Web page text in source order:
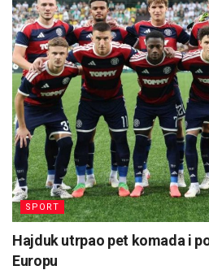
SPORT
Hajduk utrpao pet komada i
Europu